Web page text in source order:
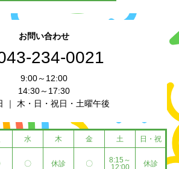
お問い合わせ
234-0021
9:00～12:00
14:30～17:30
｜ 木・日・祝日・土曜午後
水 木 金 土 日・祝
〇 休診 〇
8:15～
12:00
休診